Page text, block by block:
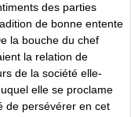
des parties
de bonne entente
la bouche du chef
la relation de
de la société elle-
elle se proclame
de persévérer en cet